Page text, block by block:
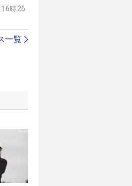
た大会
時26
一覧